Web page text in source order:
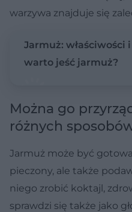
warzywa znajduje się
Jarmuż: właściwości
warto jeść jarmuż?
Można go
różnych
Jarmuż może być
pieczony, ale także
niego zrobić koktajl,
sprawdzi się także jako